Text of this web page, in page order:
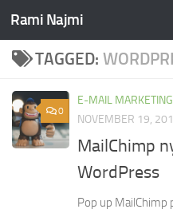
Skip to content
Rami Najmi
TAGGED:
0
E-MAIL MARKETING
NOVEMBER 19,
MailChimp
WordPress
Pop up